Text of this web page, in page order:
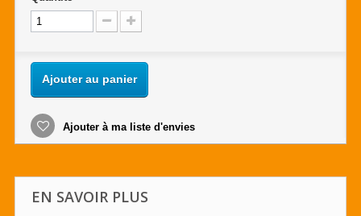
Ajouter au panier
Ajouter à ma liste d'envies
EN SAVOIR PLUS